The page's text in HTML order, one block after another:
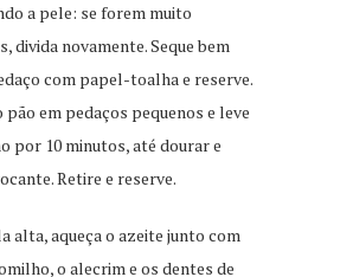
a pele: se forem muito
divida novamente. Seque bem
com papel-toalha e reserve.
pão em pedaços pequenos e leve
por 10 minutos, até dourar e
Retire e reserve.
alta, aqueça o azeite junto com
o alecrim e os dentes de